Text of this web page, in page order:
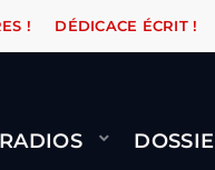
ORANGE ROAD QUI
! DÉDICACE ÉCRIT !
RADIOS